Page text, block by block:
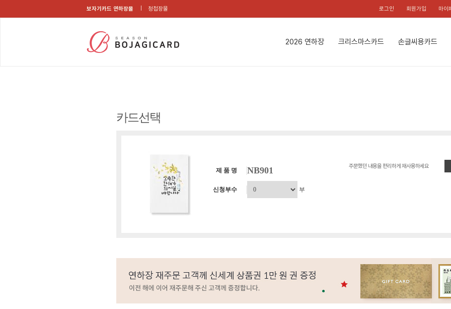
보자기카드 연하장몰 청첩장몰 로그인 회원가입 마이
2026 연하장 크리스마스카드 손글씨용카드
카드선택
제 품 명 NB901
신청부수 부
주문했던 내용을 편리하게 재사용하세요